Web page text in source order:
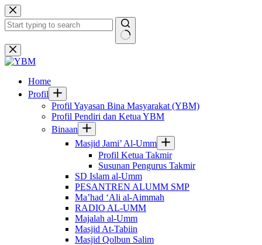
Skip
to
content
No
results
Home
Profil
Profil Yayasan Bina Masyarakat (YBM)
Profil Pendiri dan Ketua YBM
Binaan
Masjid Jami’ Al-Umm
Profil Ketua Takmir
Susunan Pengurus Takmir
SD Islam al-Umm
PESANTREN ALUMM SMP
Ma’had ‘Ali al-Aimmah
RADIO AL-UMM
Majalah al-Umm
Masjid At-Tabiin
Masjid Qolbun Salim